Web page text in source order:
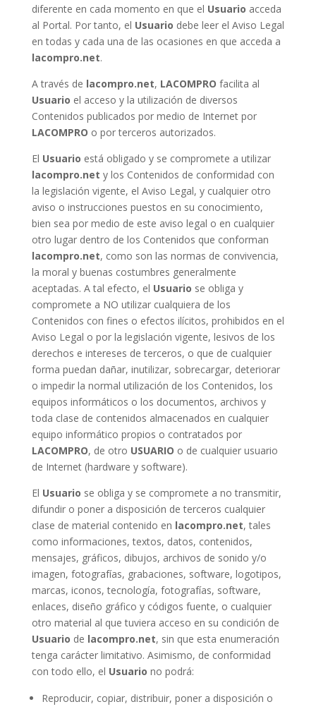
diferente en cada momento en que el Usuario acceda
al Portal. Por tanto, el Usuario debe leer el Aviso Legal
en todas y cada una de las ocasiones en que acceda a
lacompro.net.
A través de lacompro.net, LACOMPRO facilita al
Usuario el acceso y la utilización de diversos
Contenidos publicados por medio de Internet por
LACOMPRO o por terceros autorizados.
El Usuario está obligado y se compromete a utilizar
lacompro.net y los Contenidos de conformidad con
la legislación vigente, el Aviso Legal, y cualquier otro
aviso o instrucciones puestos en su conocimiento,
bien sea por medio de este aviso legal o en cualquier
otro lugar dentro de los Contenidos que conforman
lacompro.net, como son las normas de convivencia,
la moral y buenas costumbres generalmente
aceptadas. A tal efecto, el Usuario se obliga y
compromete a NO utilizar cualquiera de los
Contenidos con fines o efectos ilícitos, prohibidos en el
Aviso Legal o por la legislación vigente, lesivos de los
derechos e intereses de terceros, o que de cualquier
forma puedan dañar, inutilizar, sobrecargar, deteriorar
o impedir la normal utilización de los Contenidos, los
equipos informáticos o los documentos, archivos y
toda clase de contenidos almacenados en cualquier
equipo informático propios o contratados por
LACOMPRO, de otro USUARIO o de cualquier usuario
de Internet (hardware y software).
El Usuario se obliga y se compromete a no transmitir,
difundir o poner a disposición de terceros cualquier
clase de material contenido en lacompro.net, tales
como informaciones, textos, datos, contenidos,
mensajes, gráficos, dibujos, archivos de sonido y/o
imagen, fotografías, grabaciones, software, logotipos,
marcas, iconos, tecnología, fotografías, software,
enlaces, diseño gráfico y códigos fuente, o cualquier
otro material al que tuviera acceso en su condición de
Usuario de lacompro.net, sin que esta enumeración
tenga carácter limitativo. Asimismo, de conformidad
con todo ello, el Usuario no podrá:
Reproducir, copiar, distribuir, poner a disposición o